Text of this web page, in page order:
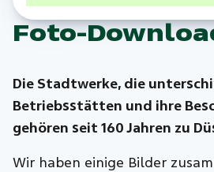
Foto-
Die Stadtwerke, die
Betriebsstätten und ihre
gehören seit 160 Jahren zu
Wir haben einige Bilder